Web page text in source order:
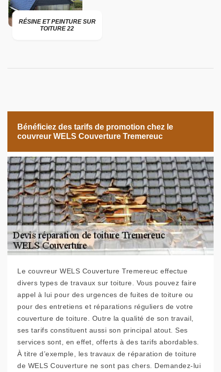
RÉSINE ET PEINTURE SUR
TOITURE 22
Bénéficiez des tarifs de promotion chez le
couvreur WELS Couverture Tremereuc
Le couvreur WELS Couverture Tremereuc effectue
divers types de travaux sur toiture. Vous pouvez faire
appel à lui pour des urgences de fuites de toiture ou
pour des entretiens et réparations réguliers de votre
couverture de toiture. Outre la qualité de son travail,
ses tarifs constituent aussi son principal atout. Ses
services sont, en effet, offerts à des tarifs abordables.
À titre d’exemple, les travaux de réparation de toiture
de WELS Couverture ne sont pas chers. Demandez-lui